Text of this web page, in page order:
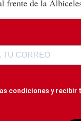
frente de la
condiciones y recibir